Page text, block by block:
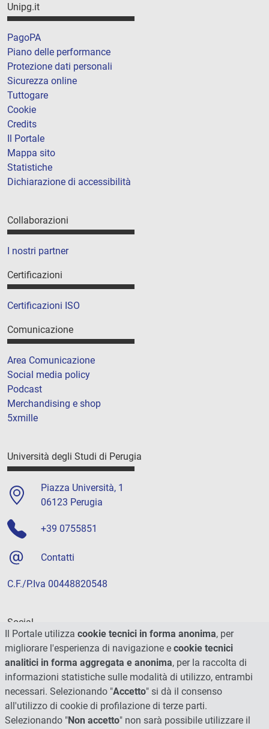
Unipg.it
PagoPA
Piano delle performance
Protezione dati personali
Sicurezza online
Tuttogare
Cookie
Credits
Il Portale
Mappa sito
Statistiche
Dichiarazione di accessibilità
Collaborazioni
I nostri partner
Certificazioni
Certificazioni ISO
Comunicazione
Area Comunicazione
Social media policy
Podcast
Merchandising e shop
5xmille
Università degli Studi di Perugia
Piazza Università, 1
06123 Perugia
+39 0755851
Contatti
C.F./P.Iva 00448820548
Social
Il Portale utilizza cookie tecnici in forma anonima, per
migliorare l'esperienza di navigazione e cookie tecnici
analitici in forma aggregata e anonima, per la raccolta di
informazioni statistiche sulle modalità di utilizzo, entrambi
necessari. Selezionando "Accetto" si dà il consenso
all'utilizzo di cookie di profilazione di terze parti.
Selezionando "Non accetto" non sarà possibile utilizzare il